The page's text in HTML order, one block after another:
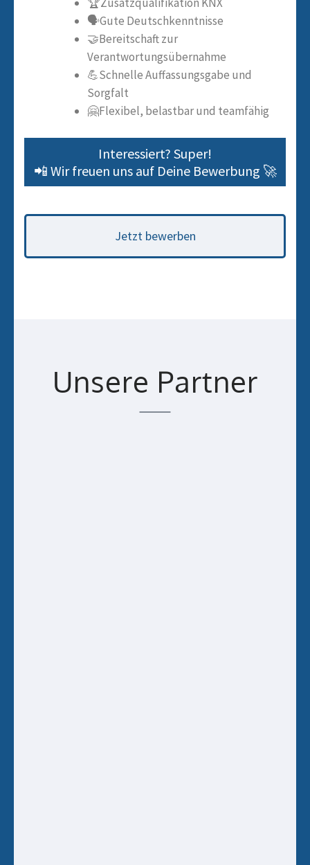
🏆Zusatzqualifikation KNX
🗣️Gute Deutschkenntnisse
🤝Bereitschaft zur
Verantwortungsübernahme
💪Schnelle Auffassungsgabe und
Sorgfalt
🤗Flexibel, belastbar und teamfähig
Interessiert? Super!
📲 Wir freuen uns auf Deine Bewerbung 🚀
Jetzt bewerben
Unsere Partner